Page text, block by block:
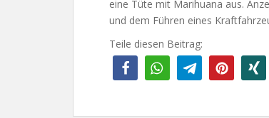
eine Tüte mit Marihuana aus.
und dem Führen eines
Teile diesen Beitrag: